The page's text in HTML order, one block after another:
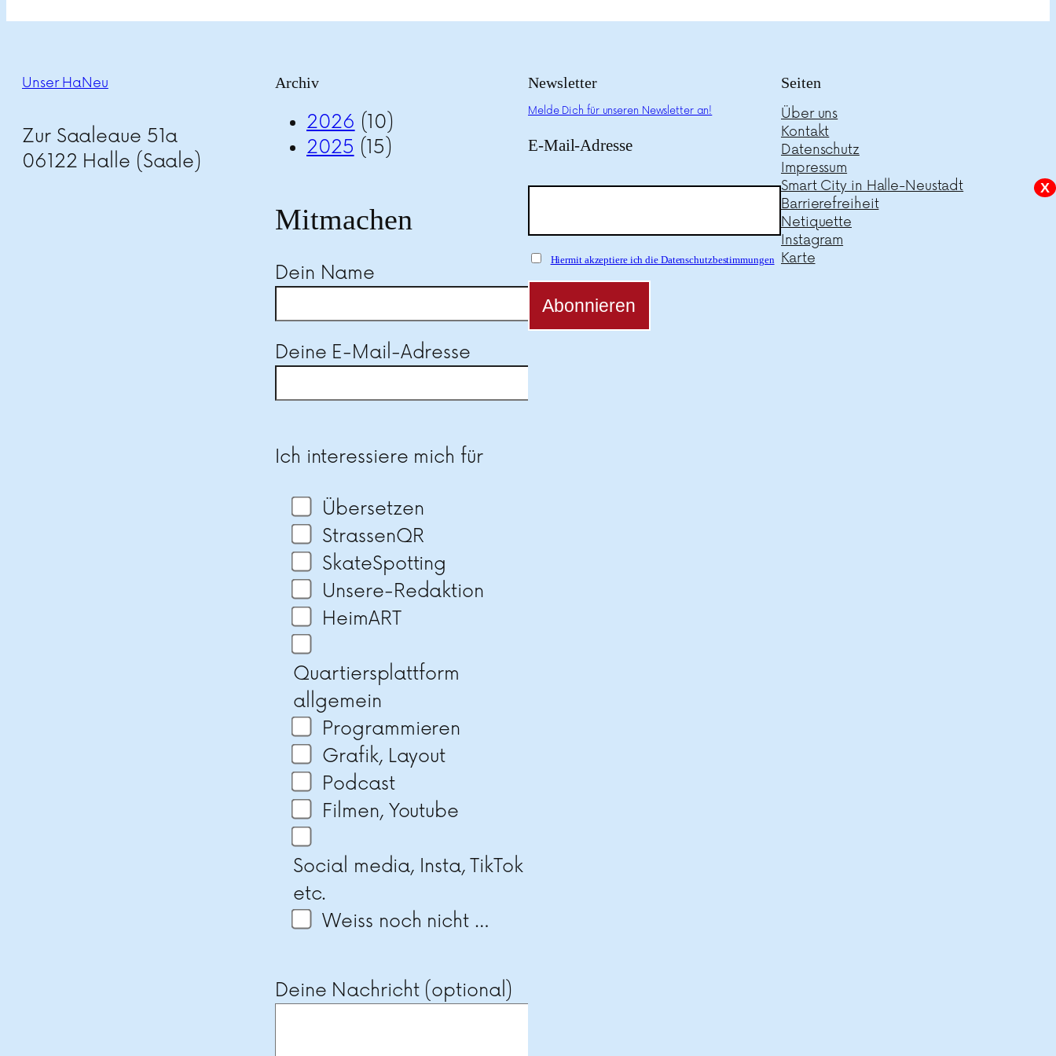
Unser HaNeu
Zur Saaleaue 51a
06122 Halle (Saale)
Archiv
2026 (10)
2025 (15)
X
Mitmachen
Dein Name
Deine E-Mail-Adresse
Ich interessiere mich für
Übersetzen
StrassenQR
SkateSpotting
Unsere-Redaktion
HeimART
Quartiersplattform
allgemein
Programmieren
Grafik, Layout
Podcast
Filmen, Youtube
Social media, Insta, TikTok
etc.
Weiss noch nicht …
Deine Nachricht (optional)
Newsletter
Melde Dich für unseren Newsletter an!
E-Mail-Adresse
Hiermit akzeptiere ich die Datenschutzbestimmungen
Seiten
Über uns
Kontakt
Datenschutz
Impressum
Smart City in Halle-Neustadt
Barrierefreiheit
Netiquette
Instagram
Karte